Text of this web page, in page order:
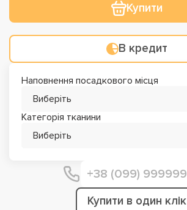
Купити
В кредит
Наповнення посадкового місця
Виберіть
Категорія тканини
Виберіть
Купити в один клік